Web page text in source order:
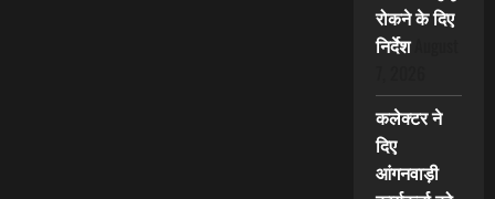
रोकने के दिए
निर्देश
कलेक्टर ने
दिए
आंगनवाड़ी